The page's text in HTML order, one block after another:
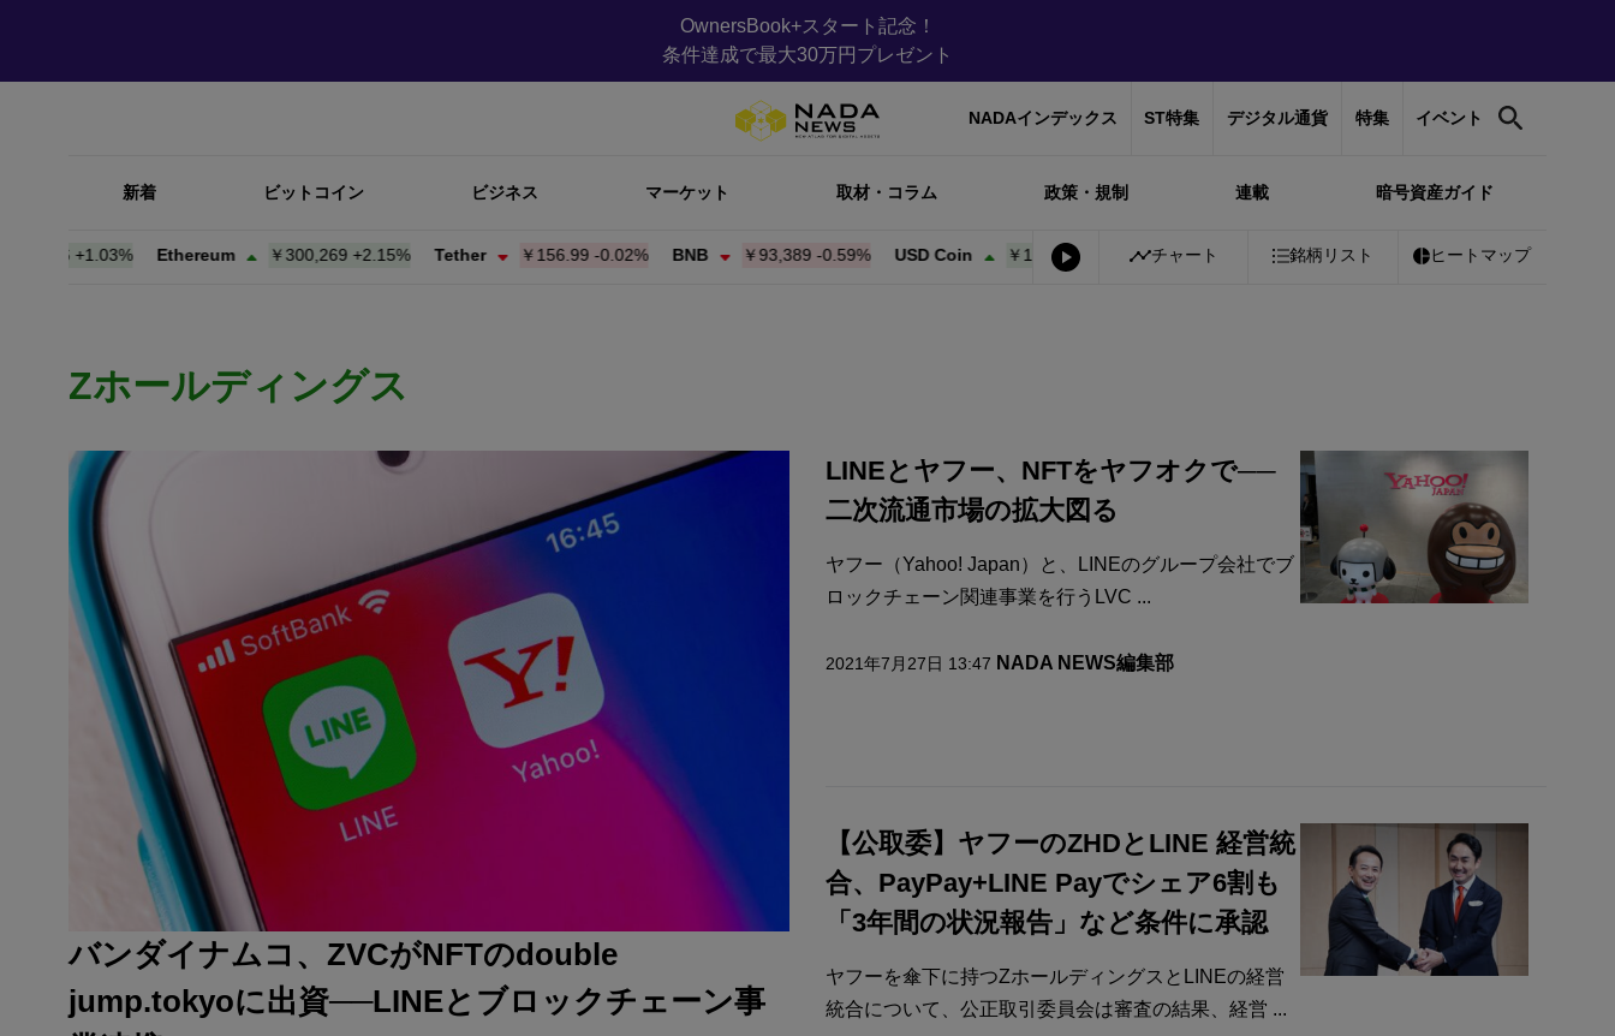
OwnersBook+スタート記念！
条件達成で最大30万円プレゼント
NADAインデックス ST特集 デジタル通貨 特集 イベント
新着 ビットコイン ビジネス マーケット 取材・コラム 政策・規制 連載 暗号資産ガイド
1.03% Ethereum ￥300,269+2.15% Tether ￥156.99-0.02% BNB ￥93,389-0.59% USD Coin ￥157.15+ 0.00% Bitcoin ￥10,177,816+1.03% Ethereum ￥300,269
チャート 銘柄リスト ヒートマップ
Zホールディングス
バンダイナムコ、ZVCがNFTのdouble
jump.tokyoに出資──LINEとブロックチェーン事
LINEとヤフー、NFTをヤフオクで──
二次流通市場の拡大図る
ヤフー（Yahoo! Japan）と、LINEのグループ会社でブ
ロックチェーン関連事業を行うLVC ...
2021年7月27日 13:47 NADA NEWS編集部
【公取委】ヤフーのZHDとLINE 経営統
合、PayPay+LINE Payでシェア6割も
「3年間の状況報告」など条件に承認
ヤフーを傘下に持つZホールディングスとLINEの経営
統合について、公正取引委員会は審査の結果、経営 ...